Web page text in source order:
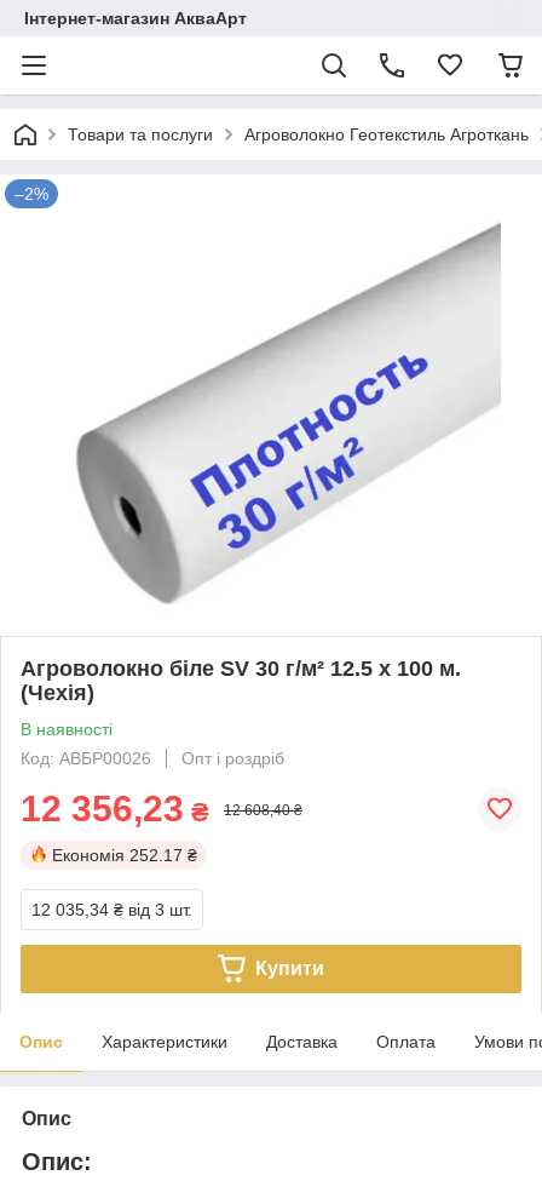
Інтернет-магазин АкваАрт
Товари та послуги Агроволокно Геотекстиль Агроткань
–2%
Агроволокно біле SV 30 г/м² 12.5 х 100 м.
(Чехія)
В наявності
Код: АВБР00026
Опт і роздріб
12 356,23 ₴ 12 608,40 ₴
Економія 252.17 ₴
12 035,34 ₴ від 3 шт.
Купити
Опис Характеристики Доставка Оплата Умови
Опис
Опис: